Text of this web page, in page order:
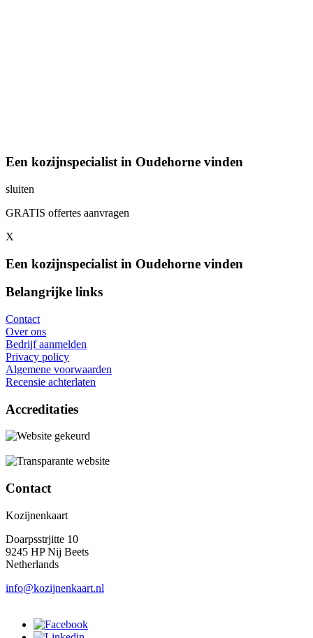
Een kozijnspecialist in Oudehorne vinden
sluiten
GRATIS offertes aanvragen
X
Een kozijnspecialist in Oudehorne vinden
Belangrijke links
Contact
Over ons
Bedrijf aanmelden
Privacy policy
Algemene voorwaarden
Recensie achterlaten
Accreditaties
Contact
Kozijnenkaart
Doarpsstrjitte 10
9245 HP Nij Beets
Netherlands
info@kozijnenkaart.nl